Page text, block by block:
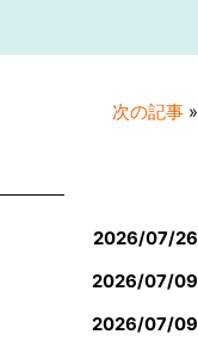
次の記事 »
2026/07/26
2026/07/09
2026/07/09